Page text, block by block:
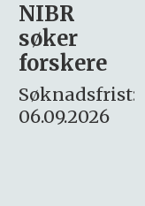
Rektor
Søknadsfrist:
15.09.2026